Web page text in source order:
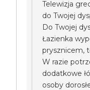
Telewizja
do Twojej
Do Twojej
Łazienka
prysznicem,
W razie
dodatkowe
osoby